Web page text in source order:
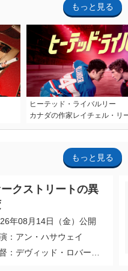
もっと見る
ヒーテッド・ライバルリー
カナダの作家レイチェル・リ
もっと見る
クストリートの異
年08月14日（金）公開
：アン・ハサウェイ
：デヴィッド・ロバー